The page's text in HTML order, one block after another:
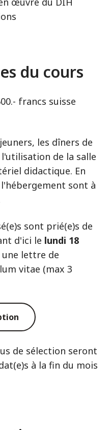
du cours
francs suisse
les dîners de
de la salle
didactique. En
sont à
sont prié(e)s de
d'ici le lundi 18
lettre de
vitae (max 3
de sélection seront
à la fin du mois